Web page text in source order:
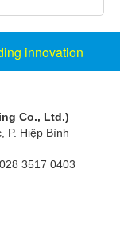
innovation
Co., Ltd.)
P. Hiệp Bình
028 3517 0403